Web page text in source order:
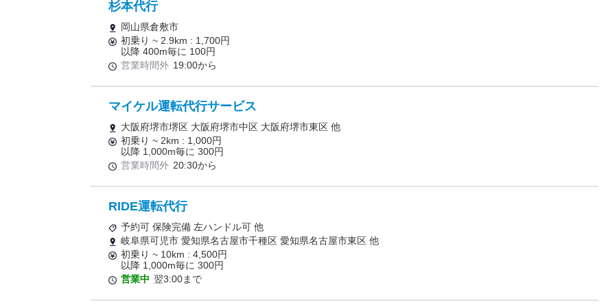
杉本代行
岡山県倉敷市
初乗り ~ 2.9km : 1,700円
以降 400m毎に 100円
営業時間外 19:00から
マイケル運転代行サービス
大阪府堺市堺区 大阪府堺市中区 大阪府堺市東区 他
初乗り ~ 2km : 1,000円
以降 1,000m毎に 300円
営業時間外 20:30から
RIDE運転代行
予約可 保険完備 左ハンドル可 他
岐阜県可児市 愛知県名古屋市千種区 愛知県名古屋市東区 他
初乗り ~ 10km : 4,500円
以降 1,000m毎に 300円
営業中 翌3:00まで